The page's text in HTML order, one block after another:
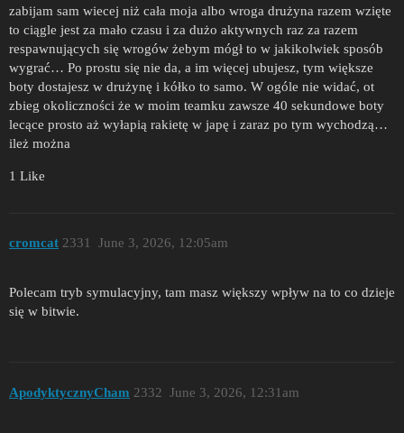
zabijam sam wiecej niż cała moja albo wroga drużyna razem wzięte
to ciągle jest za mało czasu i za dużo aktywnych raz za razem
respawnujących się wrogów żebym mógł to w jakikolwiek sposób
wygrać… Po prostu się nie da, a im więcej ubujesz, tym większe
boty dostajesz w drużynę i kółko to samo. W ogóle nie widać, ot
zbieg okoliczności że w moim teamku zawsze 40 sekundowe boty
lecące prosto aż wyłapią rakietę w japę i zaraz po tym wychodzą…
ileż można
1 Like
cromcat June 3, 2026, 12:05am
2331
Polecam tryb symulacyjny, tam masz większy wpływ na to co dzieje
się w bitwie.
ApodyktycznyCham June 3, 2026, 12:31am
2332